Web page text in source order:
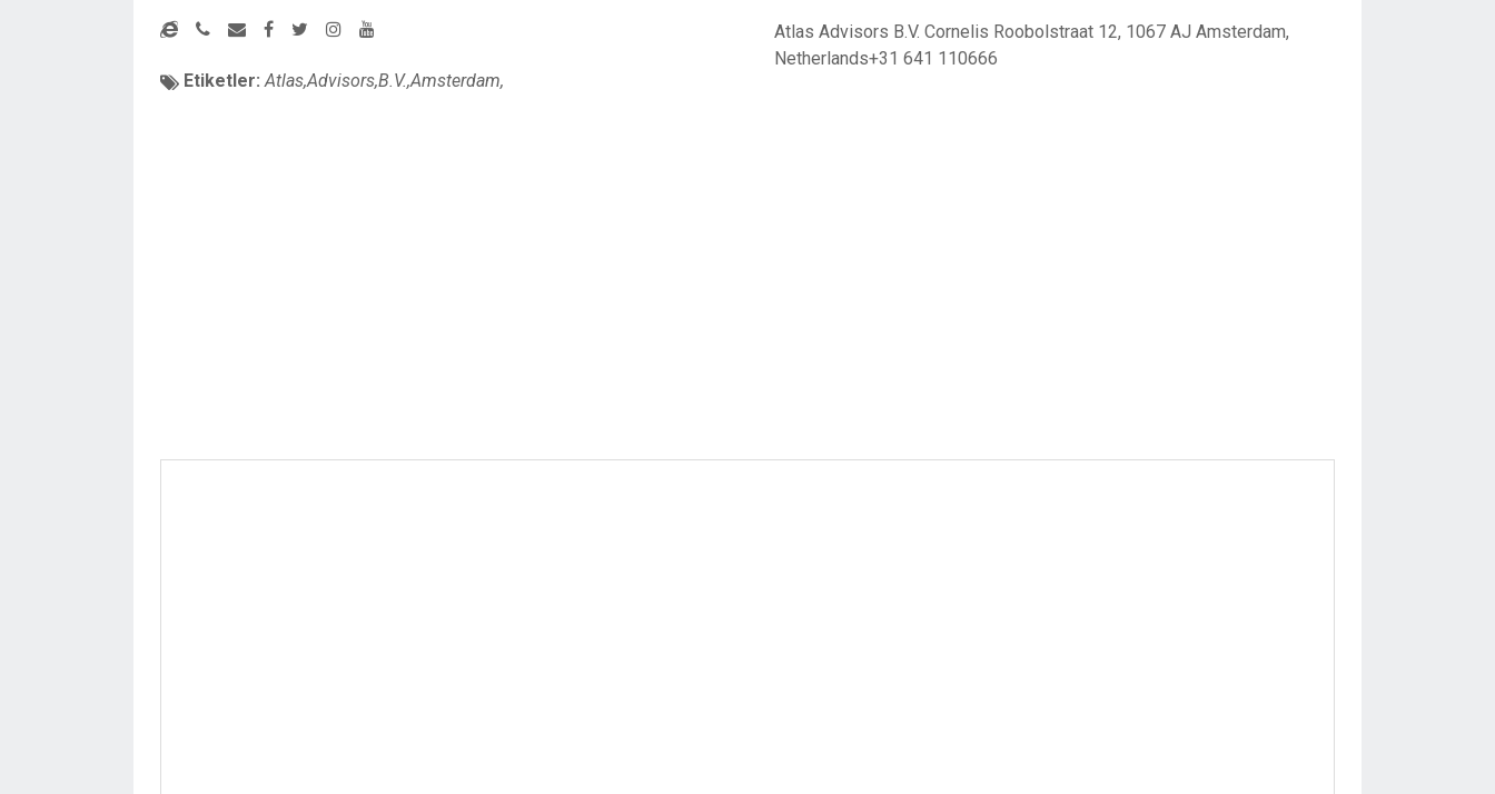
Etiketler: Atlas,Advisors,B.V.,Amsterdam,
Atlas Advisors B.V. Cornelis Roobolstraat 12, 1067 AJ Amsterdam,
Netherlands+31 641 110666